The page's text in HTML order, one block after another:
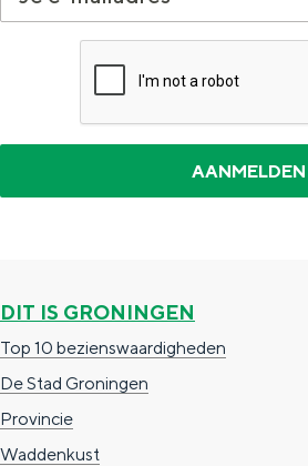
DIT IS GRONINGEN
Top 10 bezienswaardigheden
De Stad Groningen
Provincie
Waddenkust